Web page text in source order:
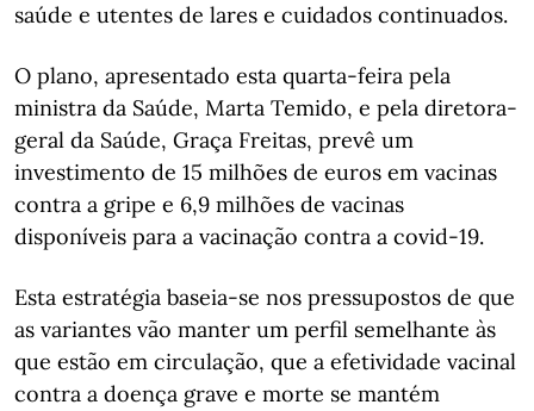
saúde e utentes de lares e cuidados continuados.
O plano, apresentado esta quarta-feira pela
ministra da Saúde, Marta Temido, e pela diretora-
geral da Saúde, Graça Freitas, prevê um
investimento de 15 milhões de euros em vacinas
contra a gripe e 6,9 milhões de vacinas
disponíveis para a vacinação contra a covid-19.
Esta estratégia baseia-se nos pressupostos de que
as variantes vão manter um perfil semelhante às
que estão em circulação, que a efetividade vacinal
contra a doença grave e morte se mantém